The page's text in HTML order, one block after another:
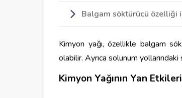
Balgam söktürücü özelliği
Kimyon yağı, özellikle balgam
olabilir. Ayrıca solunum
Kimyon Yağının Yan